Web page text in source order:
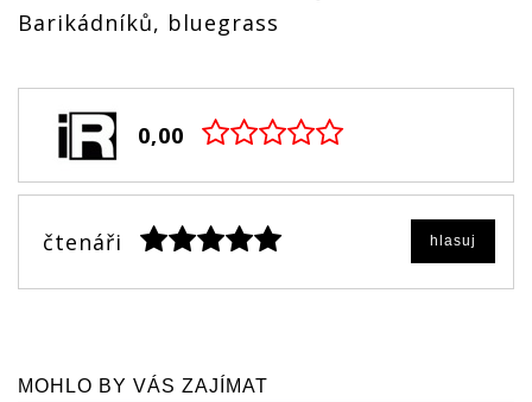
Barikádníků, bluegrass
0,00
čtenáři hlasuj
MOHLO BY VÁS ZAJÍMAT